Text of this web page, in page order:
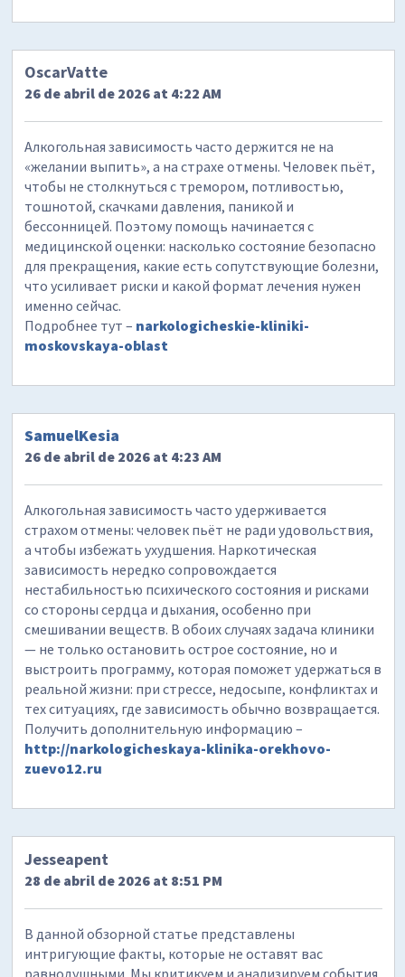
OscarVatte
26 de abril de 2026 at 4:22 AM
Алкогольная зависимость часто держится не на
«желании выпить», а на страхе отмены. Человек пьёт,
чтобы не столкнуться с тремором, потливостью,
тошнотой, скачками давления, паникой и
бессонницей. Поэтому помощь начинается с
медицинской оценки: насколько состояние безопасно
для прекращения, какие есть сопутствующие болезни,
что усиливает риски и какой формат лечения нужен
именно сейчас.
Подробнее тут – narkologicheskie-kliniki-
moskovskaya-oblast
SamuelKesia
26 de abril de 2026 at 4:23 AM
Алкогольная зависимость часто удерживается
страхом отмены: человек пьёт не ради удовольствия,
а чтобы избежать ухудшения. Наркотическая
зависимость нередко сопровождается
нестабильностью психического состояния и рисками
со стороны сердца и дыхания, особенно при
смешивании веществ. В обоих случаях задача клиники
— не только остановить острое состояние, но и
выстроить программу, которая поможет удержаться в
реальной жизни: при стрессе, недосыпе, конфликтах и
тех ситуациях, где зависимость обычно возвращается.
Получить дополнительную информацию –
http://narkologicheskaya-klinika-orekhovo-
zuevo12.ru
Jesseapent
28 de abril de 2026 at 8:51 PM
В данной обзорной статье представлены
интригующие факты, которые не оставят вас
равнодушными. Мы критикуем и анализируем события,